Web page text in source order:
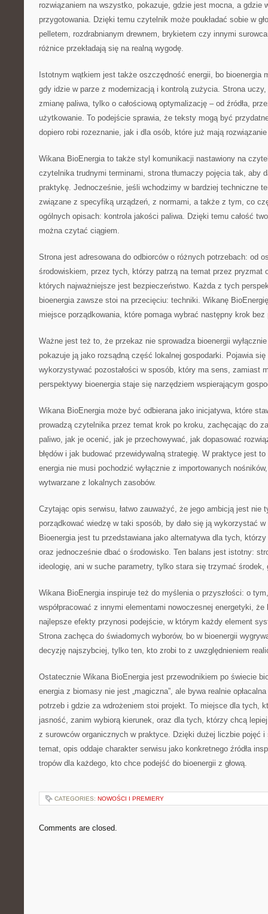
rozwiązaniem na wszystko, pokazuje, gdzie jest mocna, a gdzie
przygotowania. Dzięki temu czytelnik może poukładać sobie w
pelletem, rozdrabnianym drewnem, brykietem czy innymi
różnice przekładają się na realną wygodę.
Istotnym wątkiem jest także oszczędność energii, bo bioenergia
gdy idzie w parze z modernizacją i kontrolą zużycia. Strona
zmianę paliwa, tylko o całościową optymalizację – od źródła,
użytkowanie. To podejście sprawia, że teksty mogą być
dopiero robi rozeznanie, jak i dla osób, które już mają
Wikana BioEnergia to także styl komunikacji nastawiony na
czytelnika trudnymi terminami, strona tłumaczy pojęcia tak, aby
praktykę. Jednocześnie, jeśli wchodzimy w bardziej techniczne
związane z specyfiką urządzeń, z normami, a także z tym, co
ogólnych opisach: kontrola jakości paliwa. Dzięki temu całość
można czytać ciągiem.
Strona jest adresowana do odbiorców o różnych potrzebach: od
środowiskiem, przez tych, którzy patrzą na temat przez pryzmat
których najważniejsze jest bezpieczeństwo. Każda z tych
bioenergia zawsze stoi na przecięciu: techniki. Wikanę
miejsce porządkowania, które pomaga wybrać następny krok
Ważne jest też to, że przekaz nie sprowadza bioenergii wyłącznie
pokazuje ją jako rozsądną część lokalnej gospodarki. Pojawia
wykorzystywać pozostałości w sposób, który ma sens, zamiast
perspektywy bioenergia staje się narzędziem wspierającym
Wikana BioEnergia może być odbierana jako inicjatywa, które
prowadzą czytelnika przez temat krok po kroku, zachęcając do
paliwo, jak je ocenić, jak je przechowywać, jak dopasować
błędów i jak budować przewidywalną strategię. W praktyce jest
energia nie musi pochodzić wyłącznie z importowanych
wytwarzane z lokalnych zasobów.
Czytając opis serwisu, łatwo zauważyć, że jego ambicją jest nie
porządkować wiedzę w taki sposób, by dało się ją wykorzystać
Bioenergia jest tu przedstawiana jako alternatywa dla tych,
oraz jednocześnie dbać o środowisko. Ten balans jest istotny:
ideologię, ani w suche parametry, tylko stara się trzymać
Wikana BioEnergia inspiruje też do myślenia o przyszłości: o
współpracować z innymi elementami nowoczesnej energetyki,
najlepsze efekty przynosi podejście, w którym każdy element
Strona zachęca do świadomych wyborów, bo w bioenergii
decyzję najszybciej, tylko ten, kto zrobi to z uwzględnieniem
Ostatecznie Wikana BioEnergia jest przewodnikiem po świecie
energia z biomasy nie jest „magiczna”, ale bywa realnie
potrzeb i gdzie za wdrożeniem stoi projekt. To miejsce dla tych,
jasność, zanim wybiorą kierunek, oraz dla tych, którzy chcą
z surowców organicznych w praktyce. Dzięki dużej liczbie pojęć i
temat, opis oddaje charakter serwisu jako konkretnego źródła
tropów dla każdego, kto chce podejść do bioenergii z głową.
CATEGORIES: NOWOŚCI I PREMIERY
Comments are closed.